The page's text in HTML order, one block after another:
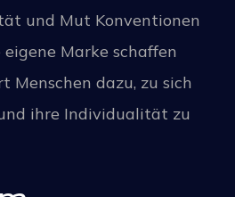
und Mut Konventionen
Marke schaffen
Menschen dazu, zu sich
ihre Individualität zu